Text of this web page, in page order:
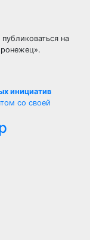
на
инициатив
со своей